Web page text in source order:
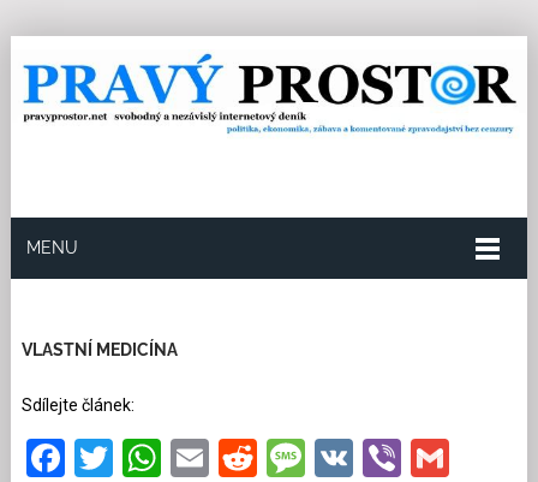
MENU
VLASTNÍ MEDICÍNA
Sdílejte článek:
Facebook
Twitter
WhatsApp
EmailRedditMessage
VKViber